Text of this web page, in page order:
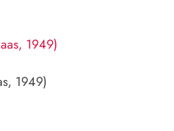
1949)